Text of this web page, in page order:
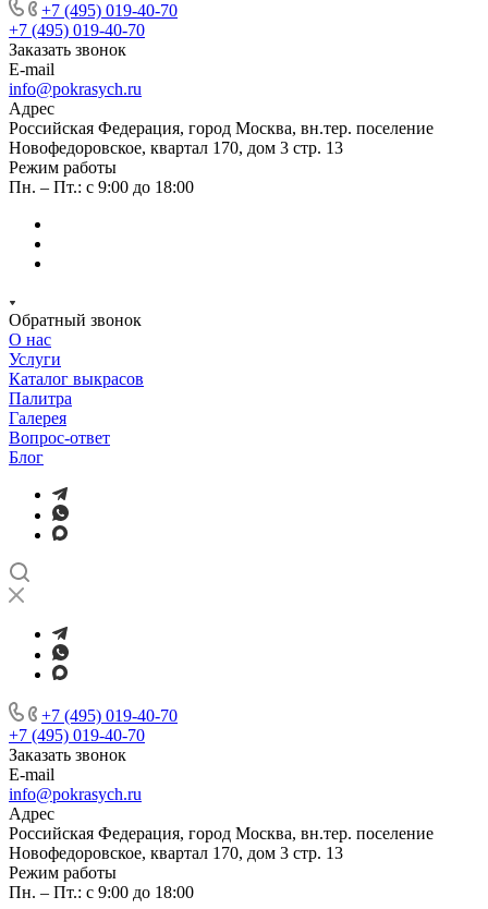
+7 (495) 019-40-70
+7 (495) 019-40-70
Заказать звонок
E-mail
info@pokrasych.ru
Адрес
Российская Федерация, город Москва, вн.тер. поселение
Новофедоровское, квартал 170, дом 3 стр. 13
Режим работы
Пн. – Пт.: с 9:00 до 18:00
Обратный звонок
О нас
Услуги
Каталог выкрасов
Палитра
Галерея
Вопрос-ответ
Блог
+7 (495) 019-40-70
+7 (495) 019-40-70
Заказать звонок
E-mail
info@pokrasych.ru
Адрес
Российская Федерация, город Москва, вн.тер. поселение
Новофедоровское, квартал 170, дом 3 стр. 13
Режим работы
Пн. – Пт.: с 9:00 до 18:00